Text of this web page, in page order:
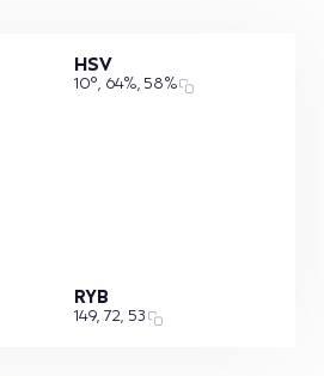
HSV
10°, 64%, 58%
RYB
149, 72, 53